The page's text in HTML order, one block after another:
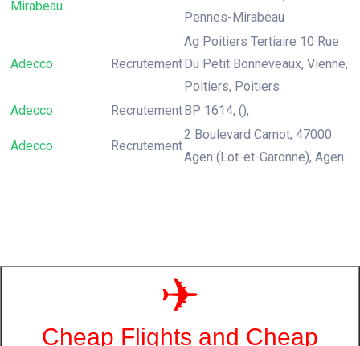
Mirabeau
Pennes-Mirabeau
Adecco Recrutement
Ag Poitiers Tertiaire 10 Rue
Du Petit Bonneveaux, Vienne,
Poitiers, Poitiers
Adecco
RecrutementBP 1614, (),
Adecco Recrutement
2 Boulevard Carnot, 47000
Agen (Lot-et-Garonne), Agen